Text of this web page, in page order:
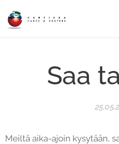
Saa
Meiltä aika-ajoin kysytään,